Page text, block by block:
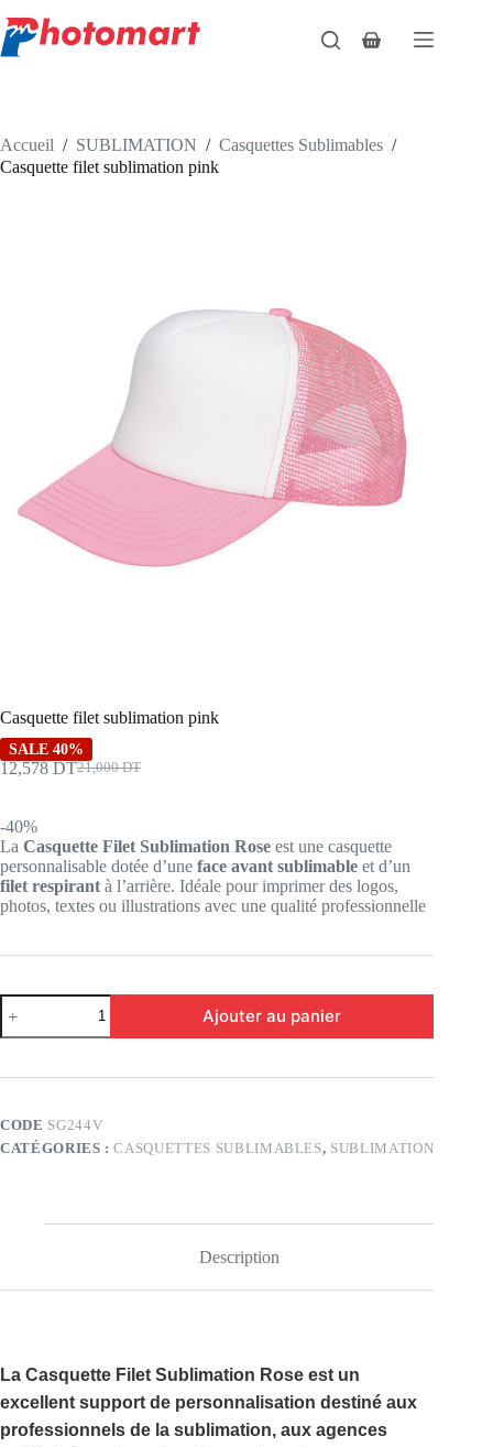
au
contenu
Panier
Accueil / SUBLIMATION / Casquettes Sublimables /
Casquette filet sublimation pink
Casquette filet sublimation pink
SALE 40%
21,000DT
Le
21,000 DT.
12,578 DTLe
12,578 DT.
-40%
La Casquette Filet Sublimation Rose est une casquette
personnalisable dotée d’une face avant sublimable et d’un
filet respirant à l’arrière. Idéale pour imprimer des logos,
photos, textes ou illustrations avec une qualité professionnelle
quantité
de
Casquette
sublimation
Ajouter au panier
CODE SG244V
CATÉGORIES :CASQUETTES SUBLIMABLES, SUBLIMATION
Description
La Casquette Filet Sublimation Rose est un
excellent support de personnalisation destiné aux
professionnels de la sublimation, aux agences